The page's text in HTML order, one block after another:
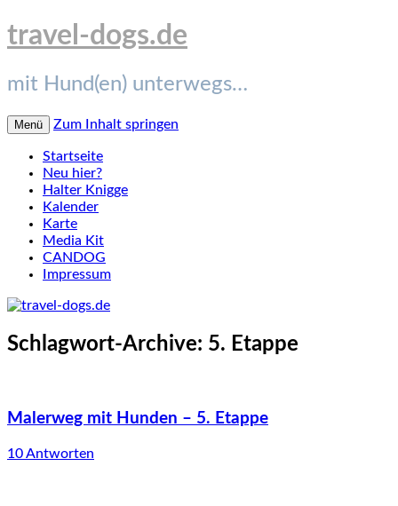
travel-dogs.de
mit Hund(en) unterwegs…
Menü Zum Inhalt springen
Startseite
Neu hier?
Halter Knigge
Kalender
Karte
Media Kit
CANDOG
Impressum
Schlagwort-Archive: 5. Etappe
Malerweg mit Hunden – 5. Etappe
10 Antworten